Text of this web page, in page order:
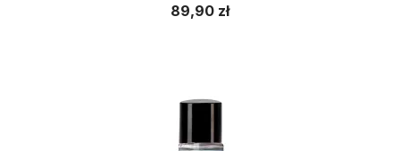
89,90 zł